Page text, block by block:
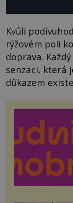
Kvůli
rýžovém poli
doprava.
senzaci, která
důkazem